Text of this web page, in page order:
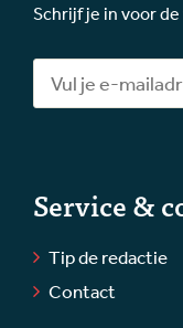
Schrijf je in voor
Service &
Tip de redactie
Contact